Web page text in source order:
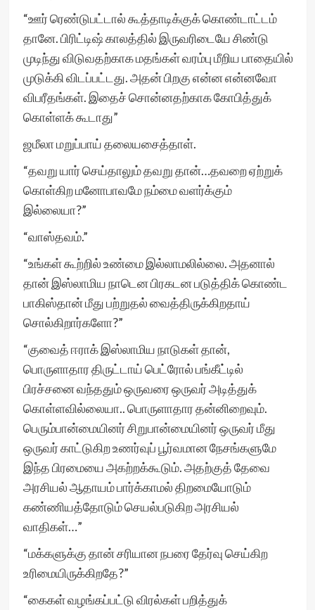
“ஊர் ரெண்டுபட்டால் கூத்தாடிக்குக் கொண்டாட்டம்
தானே. பிரிட்டிஷ் காலத்தில் இருவரிடையே சிண்டு
முடிந்து விடுவதற்காக மதங்கள் வரம்பு மீறிய பாதையில்
முடுக்கி விடப்பட்டது. அதன் பிறகு என்ன என்னவோ
விபரீதங்கள். இதைச் சொன்னதற்காக கோபித்துக்
கொள்ளக் கூடாது”
ஜமீலா மறுப்பாய் தலையசைத்தாள்.
“தவறு யார் செய்தாலும் தவறு தான்…தவறை ஏற்றுக்
கொள்கிற மனோபாவமே நம்மை வளர்க்கும்
இல்லையா?”
“வாஸ்தவம்.”
“உங்கள் கூற்றில் உண்மை இல்லாமலில்லை. அதனால்
தான் இஸ்லாமிய நாடென பிரகடன படுத்திக் கொண்ட
பாகிஸ்தான் மீது பற்றுதல் வைத்திருக்கிறதாய்
சொல்கிறார்களோ?”
“குவைத் ஈராக் இஸ்லாமிய நாடுகள் தான்,
பொருளாதார திருட்டாய் பெட்ரோல் பங்கீட்டில்
பிரச்சனை வந்ததும் ஒருவரை ஒருவர் அடித்துக்
கொள்ளவில்லையா.. பொருளாதார தன்னிறைவும்.
பெரும்பான்மையினர் சிறுபான்மையினர் ஒருவர் மீது
ஒருவர் காட்டுகிற உணர்வுப் பூர்வமான நேசங்களுமே
இந்த பிரமையை அகற்றக்கூடும். அதற்குத் தேவை
அரசியல் ஆதாயம் பார்க்காமல் திறமையோடும்
கண்ணியத்தோடும் செயல்படுகிற அரசியல்
வாதிகள்…”
“மக்களுக்கு தான் சரியான நபரை தேர்வு செய்கிற
உரிமையிருக்கிறதே?”
“கைகள் வழங்கப்பட்டு விரல்கள் பறித்துக்